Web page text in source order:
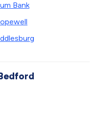
Bank